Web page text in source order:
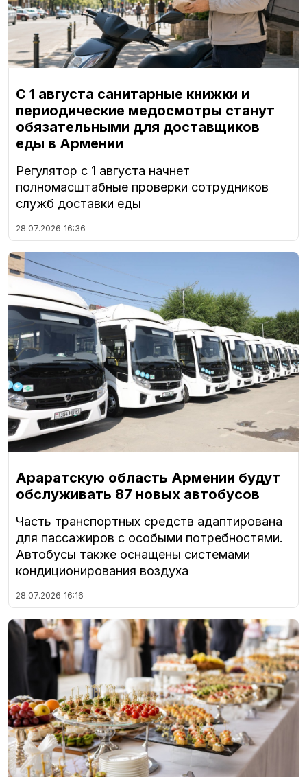
С 1 августа санитарные книжки и
периодические медосмотры станут
обязательными для доставщиков
еды в Армении
Регулятор с 1 августа начнет
полномасштабные проверки сотрудников
служб доставки еды
28.07.2026 16:36
Араратскую область Армении будут
обслуживать 87 новых автобусов
Часть транспортных средств адаптирована
для пассажиров с особыми потребностями.
Автобусы также оснащены системами
кондиционирования воздуха
28.07.2026 16:16